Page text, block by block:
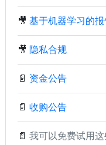
🎥 基于机器学习的
🎥 隐私合规
📄 资金公告
📄 收购公告
📄 我可以免费试用